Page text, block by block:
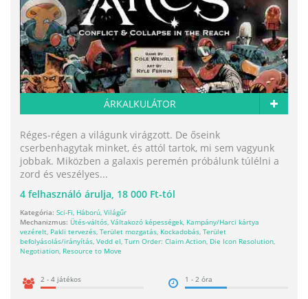
ÁRKALKULÁTOR
Réges-régen a világunk virágzott. De őseink
cserbenhagytak minket, és attól tartok, mi sem vagyunk
jobbak. Miközben a galaxis peremén próbálunk túlélni a
zord és veszélyes...
4 felhasználó árulja, 18 000 Ft-tól
Kategória: Sci-Fi Háború Világűr
Mechanizmus: Ütés-váltós Váltakozó képességek Kampány/Harci kártya
vezérelt Pakli tervezés Terület mozgatás Kockadobás Terület
befolyásolás/irányítás Vedd el Turn Order: Claim Action Die Icon Resolution
Negotiation Resource to Move
2 - 4 játékos 1 - 2 óra